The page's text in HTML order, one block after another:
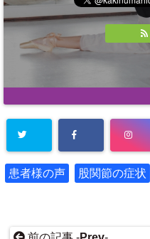
患者様の声 股関節の症状